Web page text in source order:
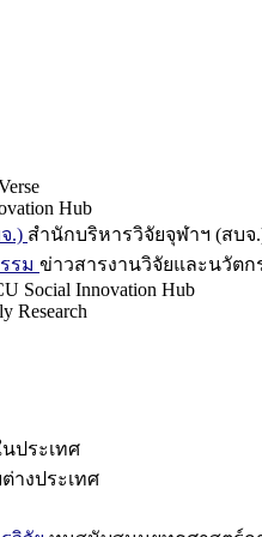
Hub
.) สำนักบริหารวิจัยจุฬาฯ (สบจ
รม ข่าวสารงานวิจัยและนวัตก
Social Innovation Hub
Research
ประเทศ
างประเทศ